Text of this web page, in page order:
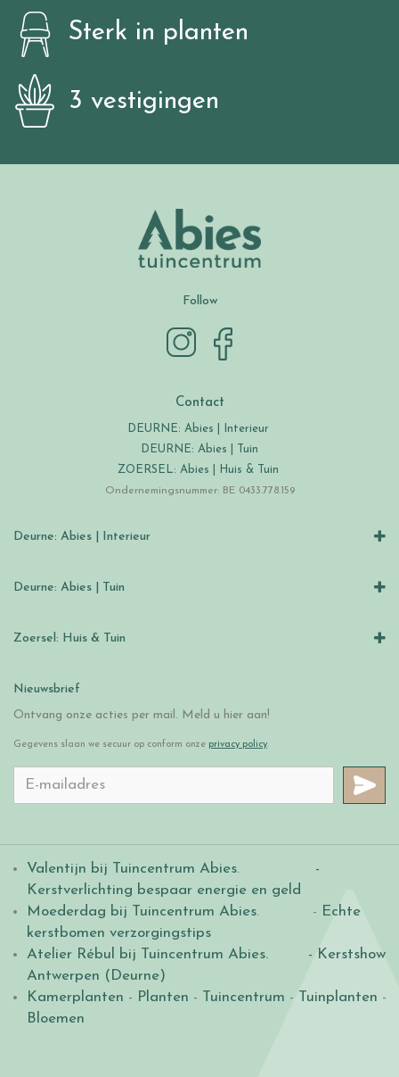
Sterk in planten
3 vestigingen
Follow
Contact
DEURNE: Abies | Interieur
DEURNE: Abies | Tuin
ZOERSEL: Abies | Huis & Tuin
Ondernemingsnummer: BE 0433.778.159
Deurne: Abies | Interieur
Deurne: Abies | Tuin
Zoersel: Huis & Tuin
Nieuwsbrief
Ontvang onze acties per mail. Meld u hier aan!
Gegevens slaan we secuur op conform onze privacy policy.
Valentijn bij Tuincentrum Abies.
-
Kerstverlichting bespaar energie en geld
Moederdag bij Tuincentrum Abies. - Echte
kerstbomen verzorgingstips
Atelier Rébul bij Tuincentrum Abies.
- Kerstshow
Antwerpen (Deurne)
Kamerplanten - Planten - Tuincentrum - Tuinplanten -
Bloemen